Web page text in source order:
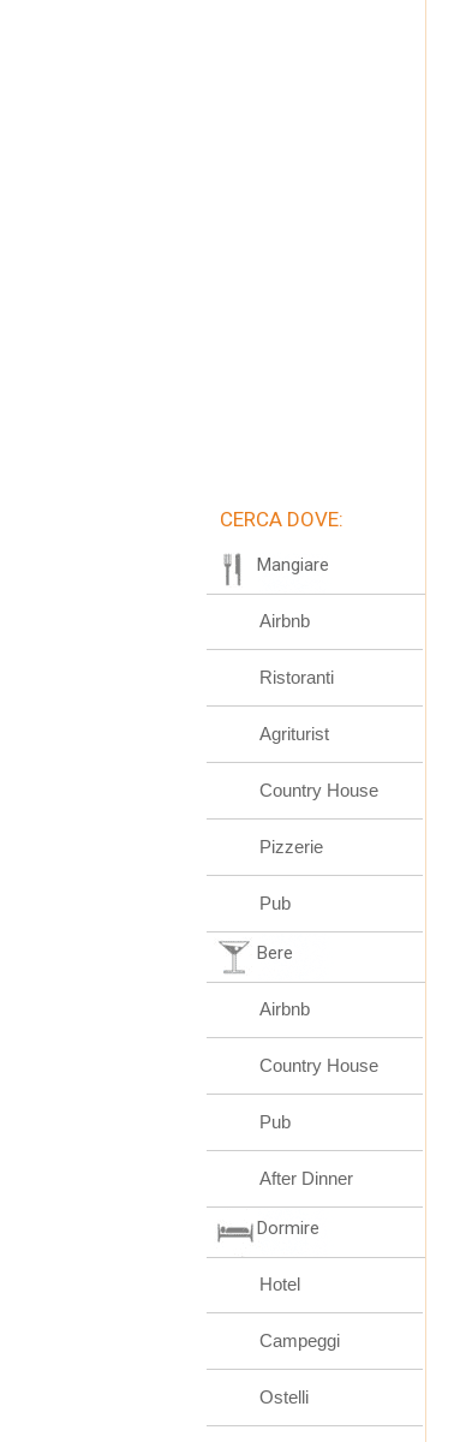
CERCA DOVE:
Mangiare
Airbnb
Ristoranti
Agriturist
Country House
Pizzerie
Pub
Bere
Airbnb
Country House
Pub
After Dinner
Dormire
Hotel
Campeggi
Ostelli